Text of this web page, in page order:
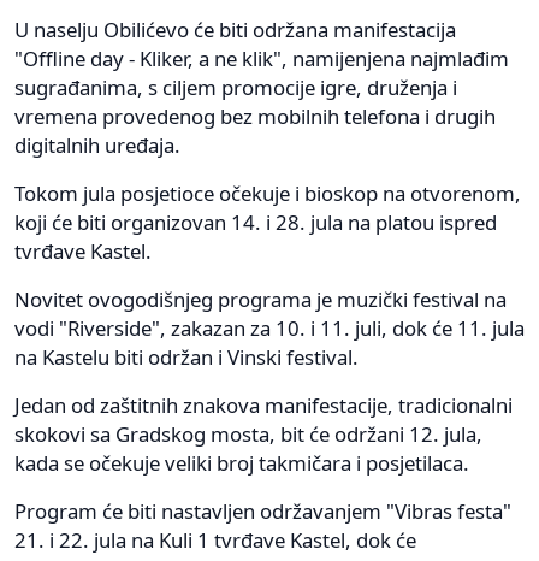
U naselju Obilićevo će biti održana manifestacija
"Offline day - Kliker, a ne klik", namijenjena najmlađim
sugrađanima, s ciljem promocije igre, druženja i
vremena provedenog bez mobilnih telefona i drugih
digitalnih uređaja.
Tokom jula posjetioce očekuje i bioskop na otvorenom,
koji će biti organizovan 14. i 28. jula na platou ispred
tvrđave Kastel.
Novitet ovogodišnjeg programa je muzički festival na
vodi "Riverside", zakazan za 10. i 11. juli, dok će 11. jula
na Kastelu biti održan i Vinski festival.
Jedan od zaštitnih znakova manifestacije, tradicionalni
skokovi sa Gradskog mosta, bit će održani 12. jula,
kada se očekuje veliki broj takmičara i posjetilaca.
Program će biti nastavljen održavanjem "Vibras festa"
21. i 22. jula na Kuli 1 tvrđave Kastel, dok će